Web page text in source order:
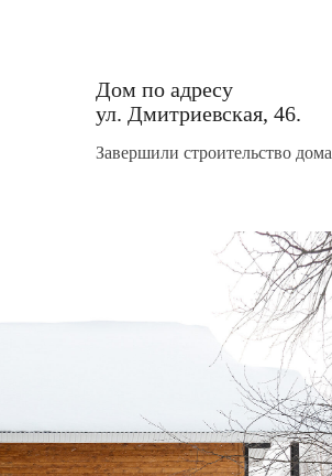
Завершили строительство дома
Дом по адресу
ул. Дмитриевская, 46.